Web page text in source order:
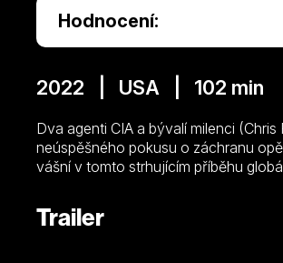
Hodnocení:
2022 | USA | 102 min
Dva agenti CIA a bývalí milenci
neúspěšného pokusu o záchranu
vášní v tomto strhujícím příběhu
Trailer